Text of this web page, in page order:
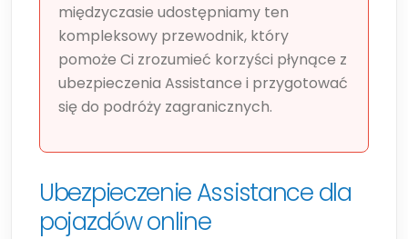
międzyczasie udostępniamy ten
kompleksowy przewodnik, który
pomoże Ci zrozumieć korzyści płynące z
ubezpieczenia Assistance i przygotować
się do podróży zagranicznych.
Ubezpieczenie Assistance dla
pojazdów online